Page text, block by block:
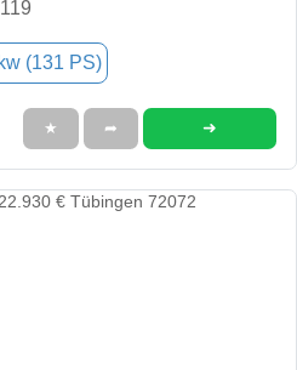
(131 PS)
★ ➦ ➜